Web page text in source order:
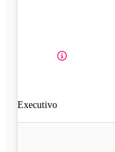
Executivo